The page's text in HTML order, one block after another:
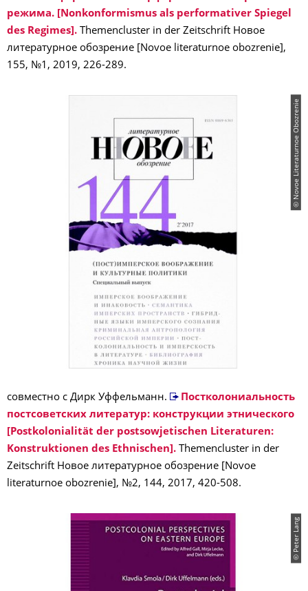
режима. [Nonkonformismus als performativer Spiegel
des Regimes]. Themencluster in der Zeitschrift Новое
литературное обозрение [Novoe literaturnoe obozrenie],
155, №1, 2019, 226-289.
© Novoe Literaturnoe Obozrenie
cовместно с Дирк Уффельманн.
Постколониальность
постсоветских литератур: конструкции этнического
[Postkolonialität der postsowjetischen Literaturen:
Konstruktionen des Ethnischen]. Themencluster in der
Zeitschrift Новое литературное обозрение [Novoe
literaturnoe obozrenie], №2, 144, 2017, 420-508.
© Peter Lang